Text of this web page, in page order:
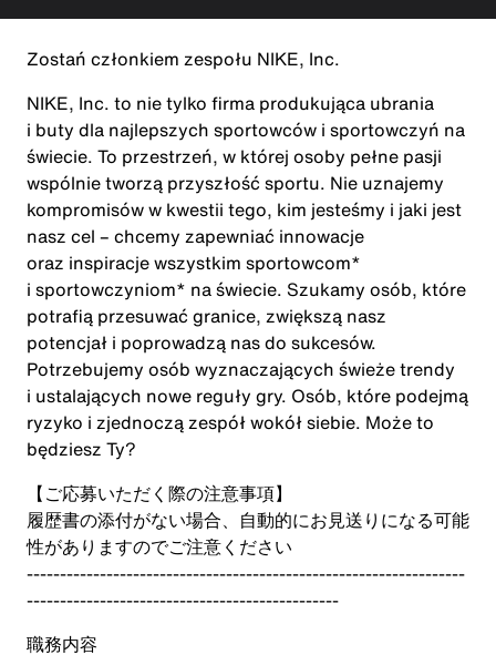
Zostań członkiem zespołu NIKE, Inc.
NIKE, Inc. to nie tylko firma produkująca ubrania
i buty dla najlepszych sportowców i sportowczyń na
świecie. To przestrzeń, w której osoby pełne pasji
wspólnie tworzą przyszłość sportu. Nie uznajemy
kompromisów w kwestii tego, kim jesteśmy i jaki jest
nasz cel – chcemy zapewniać innowacje
oraz inspiracje wszystkim sportowcom*
i sportowczyniom* na świecie. Szukamy osób, które
potrafią przesuwać granice, zwiększą nasz
potencjał i poprowadzą nas do sukcesów.
Potrzebujemy osób wyznaczających świeże trendy
i ustalających nowe reguły gry. Osób, które podejmą
ryzyko i zjednoczą zespół wokół siebie. Może to
będziesz Ty?
【ご応募いただく際の注意事項】
履歴書の添付がない場合、自動的にお見送りになる可能
性がありますのでご注意ください
------------------------------------------------------------------
-----------------------------------------------
職務内容